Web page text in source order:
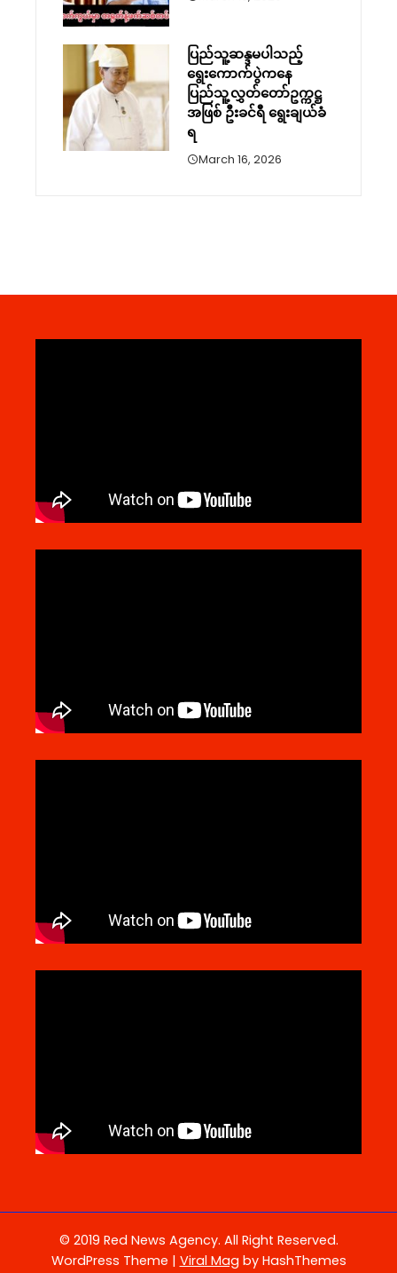
ပြည်သူ့ဆန္ဒမပါသည့်
ရွေးကောက်ပွဲကနေ
ပြည်သူ့လွှတ်တော်ဥက္ကဋ္ဌ
အဖြစ် ဦးခင်ရီ ရွေးချယ်ခံ
ရ
March 16, 2026
© 2019 Red News Agency. All Right Reserved.
WordPress Theme | Viral Mag by HashThemes